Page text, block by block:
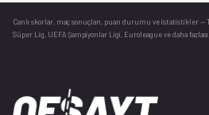
Canlı skorlar , maç sonuçları, puan durumu ve istatistikler —
Süper Lig, UEFA Şampiyonlar Ligi, Euroleague ve daha